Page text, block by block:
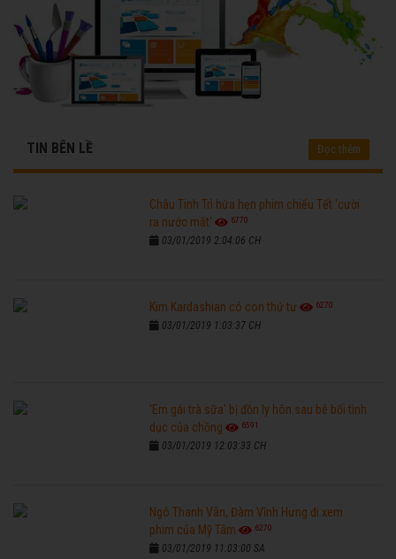
TIN BÊN LỀ Đọc thêm
Châu Tinh Trì hứa hẹn phim chiếu Tết 'cười
ra nước mắt'
6770
03/01/2019 2:04:06 CH
Kim Kardashian có con thứ tư 6270
03/01/2019 1:03:37 CH
'Em gái trà sữa' bị đồn ly hôn sau bê bối tình
dục của chồng
6591
03/01/2019 12:03:33 CH
Ngô Thanh Vân, Đàm Vĩnh Hưng đi xem
phim của Mỹ Tâm
6270
03/01/2019 11:03:00 SA